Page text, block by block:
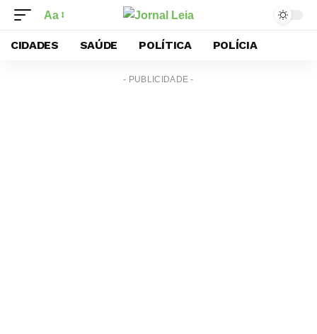
Aa
CIDADES SAÚDE POLÍTICA POLÍCIA
- PUBLICIDADE -